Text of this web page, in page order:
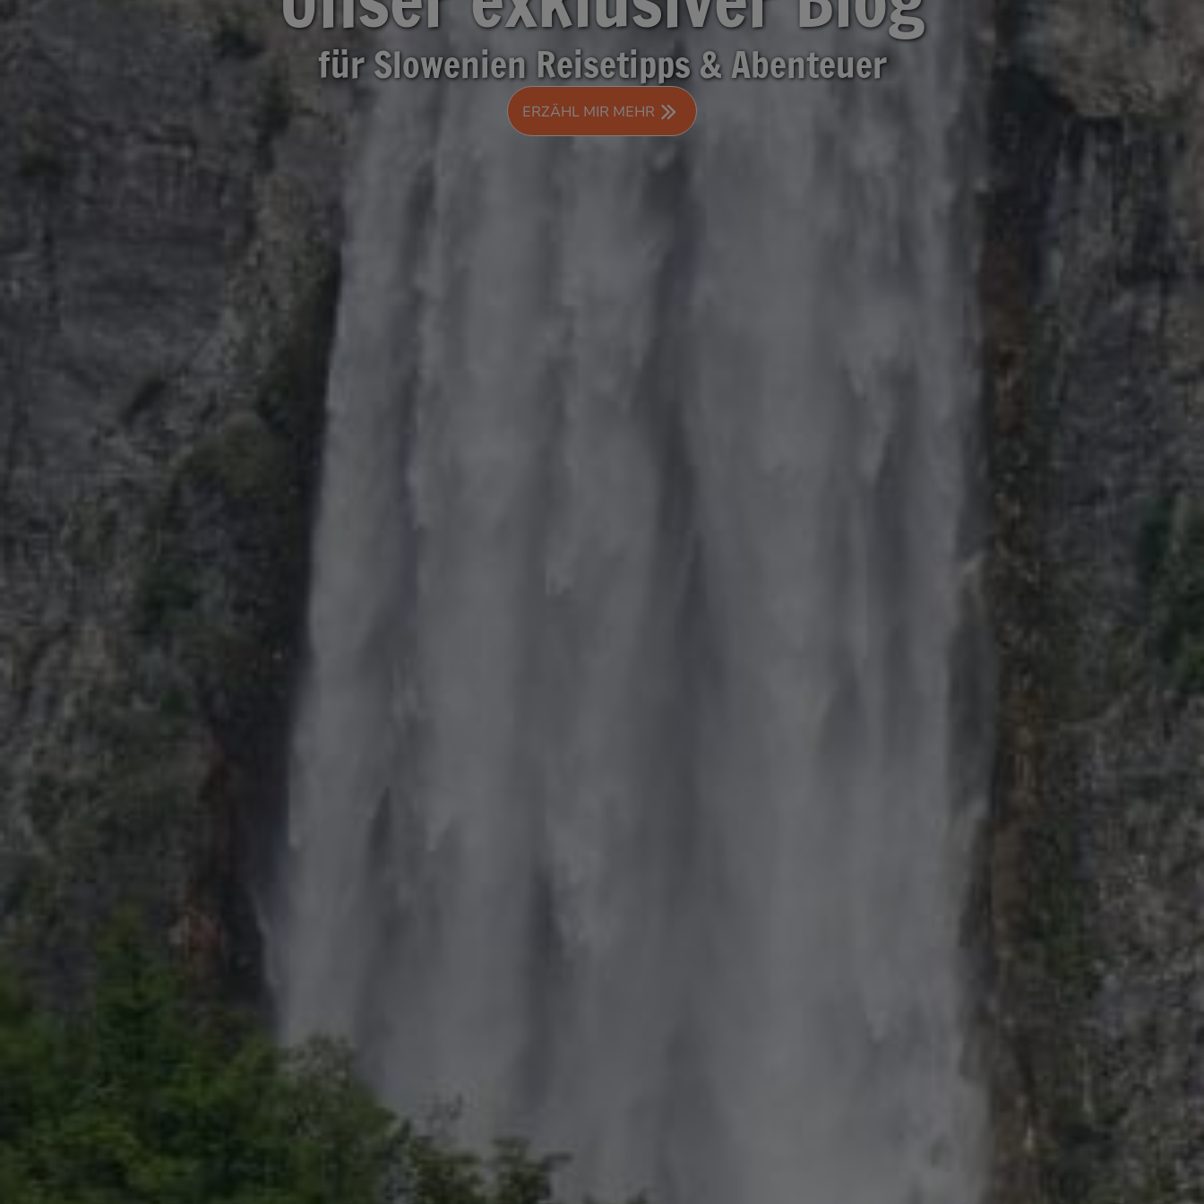
für Slowenien Reisetipps & Abenteuer
ERZÄHL MIR MEHR